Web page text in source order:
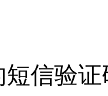
信验证